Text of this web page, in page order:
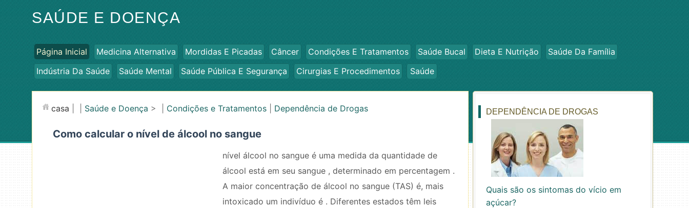
SAÚDE E DOENÇA
Página Inicial Medicina Alternativa Mordidas E Picadas Câncer Condições E Tratamentos Saúde Bucal Dieta E Nutrição
Saúde Da Família
Indústria Da Saúde
Saúde Mental Saúde Pública E Segurança Cirurgias E Procedimentos Saúde
casa Saúde e Doença > | Condições e Tratamentos Dependência de Drogas
Como calcular o nível de álcool no sangue
nível álcool no sangue é uma medida da quantidade de
álcool está em seu sangue , determinado em percentagem .
A maior concentração de álcool no sangue (TAS) é, mais
intoxicado um indivíduo é . Diferentes estados têm leis
DEPENDÊNCIA DE DROGAS
Quais são os sintomas do vício em
açúcar?